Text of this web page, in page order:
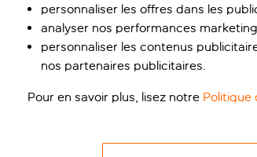
personnaliser les offres dans les
analyser nos performances
personnaliser les contenus
nos partenaires publicitaires.
Pour en savoir plus, lisez notre Politique